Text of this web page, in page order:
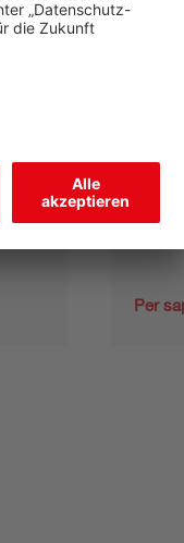
Il
ad
Per